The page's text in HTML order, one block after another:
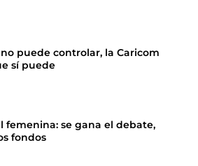
puede controlar, la Caricom
sí puede
femenina: se gana el debate,
fondos